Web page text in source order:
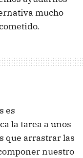
mucho
es
la tarea a unos
que arrastrar las
nuestro